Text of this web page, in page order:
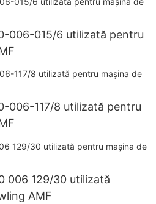
006-015/6 utilizată pentru
006-117/8 utilizată pentru
006 129/30 utilizată
AMF